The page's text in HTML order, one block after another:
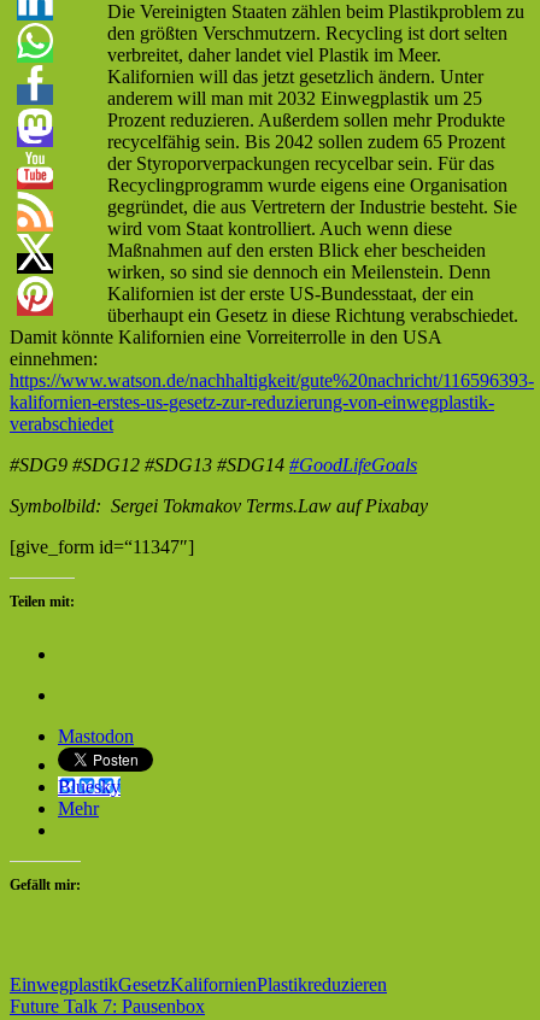
Die Vereinigten Staaten zählen beim Plastikproblem zu
den größten Verschmutzern. Recycling ist dort selten
verbreitet, daher landet viel Plastik im Meer.
Kalifornien will das jetzt gesetzlich ändern. Unter
anderem will man mit 2032 Einwegplastik um 25
Prozent reduzieren. Außerdem sollen mehr Produkte
recycelfähig sein. Bis 2042 sollen zudem 65 Prozent
der Styroporverpackungen recycelbar sein. Für das
Recyclingprogramm wurde eigens eine Organisation
gegründet, die aus Vertretern der Industrie besteht. Sie
wird vom Staat kontrolliert. Auch wenn diese
Maßnahmen auf den ersten Blick eher bescheiden
wirken, so sind sie dennoch ein Meilenstein. Denn
Kalifornien ist der erste US-Bundesstaat, der ein
überhaupt ein Gesetz in diese Richtung verabschiedet.
Damit könnte Kalifornien eine Vorreiterrolle in den USA
einnehmen:
https://www.watson.de/nachhaltigkeit/gute%20nachricht/116596393-
kalifornien-erstes-us-gesetz-zur-reduzierung-von-einwegplastik-
verabschiedet
#SDG9 #SDG12 #SDG13 #SDG14 #GoodLifeGoals
Symbolbild: Sergei Tokmakov Terms.Law auf Pixabay
[give_form id=“11347″]
Teilen mit:
Mastodon
Bluesky
Mehr
Gefällt mir:
EinwegplastikGesetzKalifornienPlastikreduzieren
Beitragsnavigation
Vorheriger
Future Talk 7: Pausenbox